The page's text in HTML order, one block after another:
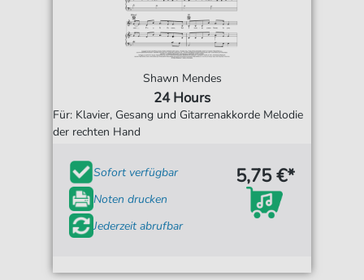
Shawn Mendes
24 Hours
Für: Klavier, Gesang und Gitarrenakkorde Melodie
der rechten Hand
Sofort verfügbar
Noten drucken
Jederzeit abrufbar
5,75 €*